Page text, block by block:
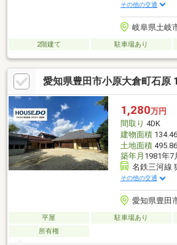
その他の交通
岐阜県土岐
2階建て 駐車場あり
愛知県豊田市小原大倉町石原
1,280万円
間取り 4DK
建物面積
土地面積
築年月 1981年7
名鉄三河線
その他の交通
愛知県豊田
平屋 駐車場あり
所有権